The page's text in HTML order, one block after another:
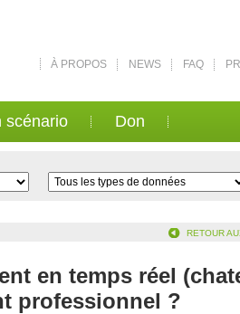
À PROPOS NEWS FAQ
scénario Don
RETOUR
en temps réel
professionnel ?